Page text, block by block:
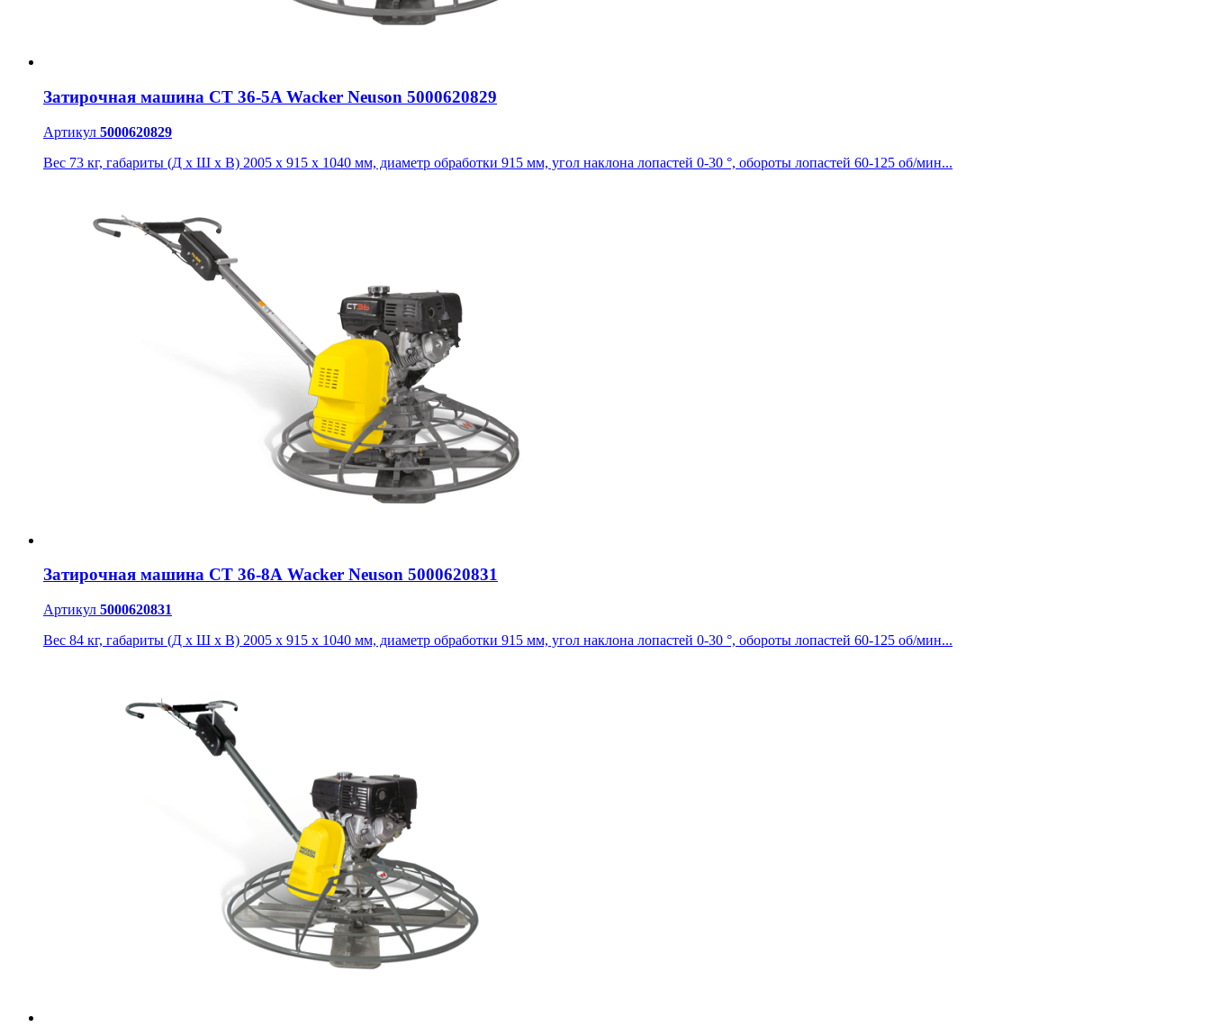
Затирочная машина CT 36-5A Wacker Neuson 5000620829
Артикул 5000620829
Вес 73 кг, габариты (Д х Ш х В) 2005 x 915 x 1040 мм, диаметр обработки 915 мм, угол наклона лопастей 0-30 °, обороты лопастей 60-125 об/мин...
Затирочная машина CT 36-8А Wacker Neuson 5000620831
Артикул 5000620831
Вес 84 кг, габариты (Д х Ш х В) 2005 x 915 x 1040 мм, диаметр обработки 915 мм, угол наклона лопастей 0-30 °, обороты лопастей 60-125 об/мин...